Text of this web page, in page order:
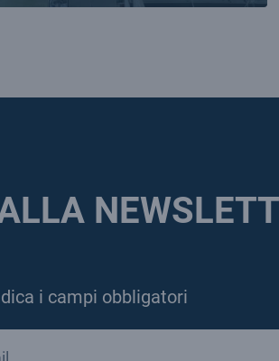
i campi obbligatori